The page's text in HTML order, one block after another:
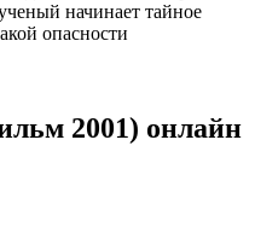
начинает тайное
опасности
2001) онлайн